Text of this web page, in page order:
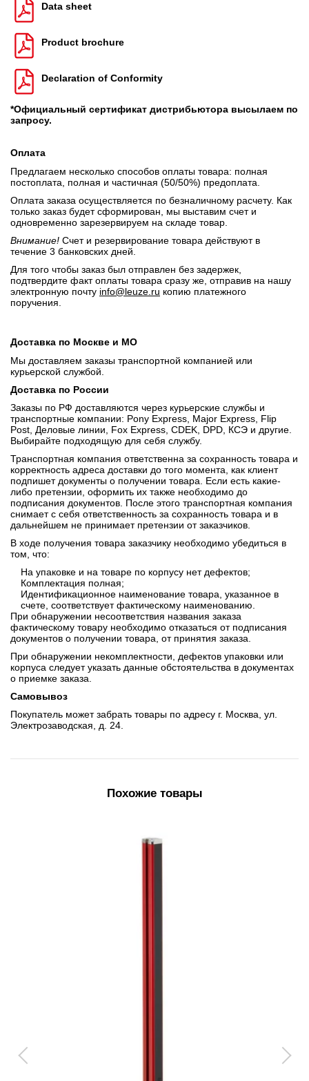
Data sheet
Product brochure
Declaration of Conformity
*Официальный сертификат дистрибьютора высылаем по
запросу.
Оплата
Предлагаем несколько способов оплаты товара: полная
постоплата, полная и частичная (50/50%) предоплата.
Оплата заказа осуществляется по безналичному расчету. Как
только заказ будет сформирован, мы выставим счет и
одновременно зарезервируем на складе товар.
Внимание! Счет и резервирование товара действуют в
течение 3 банковских дней.
Для того чтобы заказ был отправлен без задержек,
подтвердите факт оплаты товара сразу же, отправив на нашу
электронную почту info@leuze.ru копию платежного
поручения.
Доставка по Москве и МО
Мы доставляем заказы транспортной компанией или
курьерской службой.
Доставка по России
Заказы по РФ доставляются через курьерские службы и
транспортные компании: Pony Express, Major Express, Flip
Post, Деловые линии, Fox Express, CDEK, DPD, КСЭ и другие.
Выбирайте подходящую для себя службу.
Транспортная компания ответственна за сохранность товара и
корректность адреса доставки до того момента, как клиент
подпишет документы о получении товара. Если есть какие-
либо претензии, оформить их также необходимо до
подписания документов. После этого транспортная компания
снимает с себя ответственность за сохранность товара и в
дальнейшем не принимает претензии от заказчиков.
В ходе получения товара заказчику необходимо убедиться в
том, что:
На упаковке и на товаре по корпусу нет дефектов;
Комплектация полная;
Идентификационное наименование товара, указанное в
счете, соответствует фактическому наименованию.
При обнаружении несоответствия названия заказа
фактическому товару необходимо отказаться от подписания
документов о получении товара, от принятия заказа.
При обнаружении некомплектности, дефектов упаковки или
корпуса следует указать данные обстоятельства в документах
о приемке заказа.
Самовывоз
Покупатель может забрать товары по адресу г. Москва, ул.
Электрозаводская, д. 24.
Похожие товары